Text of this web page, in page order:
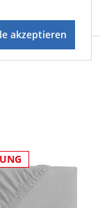
akzeptieren